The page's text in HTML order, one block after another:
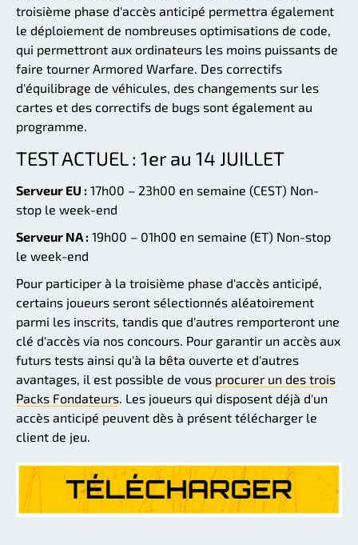
troisième phase d'accès anticipé permettra également
le déploiement de nombreuses optimisations de code,
qui permettront aux ordinateurs les moins puissants de
faire tourner Armored Warfare. Des correctifs
d'équilibrage de véhicules, des changements sur les
cartes et des correctifs de bugs sont également au
programme.
TEST ACTUEL : 1er au 14 JUILLET
Serveur EU : 17h00 – 23h00 en semaine (CEST) Non-
stop le week-end
Serveur NA : 19h00 – 01h00 en semaine (ET) Non-stop
le week-end
Pour participer à la troisième phase d'accès anticipé,
certains joueurs seront sélectionnés aléatoirement
parmi les inscrits, tandis que d'autres remporteront une
clé d'accès via nos concours. Pour garantir un accès aux
futurs tests ainsi qu'à la bêta ouverte et d'autres
avantages, il est possible de vous procurer un des trois
Packs Fondateurs . Les joueurs qui disposent déjà d'un
accès anticipé peuvent dès à présent télécharger le
client de jeu.